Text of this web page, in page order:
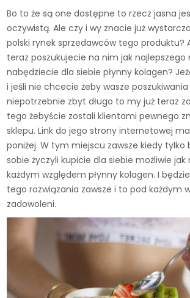
Bo to że są one dostępne to rzecz jasna
oczywistą. Ale czy i wy znacie już
polski rynek sprzedawców tego produktu?
teraz poszukujecie na nim jak
nabędziecie dla siebie płynny kolagen?
i jeśli nie chcecie żeby wasze poszukiwania
niepotrzebnie zbyt długo to my już teraz
tego żebyście zostali klientami pewnego
sklepu. Link do jego strony internetowej
poniżej. W tym miejscu zawsze kiedy tylko
sobie życzyli kupicie dla siebie możliwie jak
każdym względem płynny kolagen. I
tego rozwiązania zawsze i to pod każdym
zadowoleni.